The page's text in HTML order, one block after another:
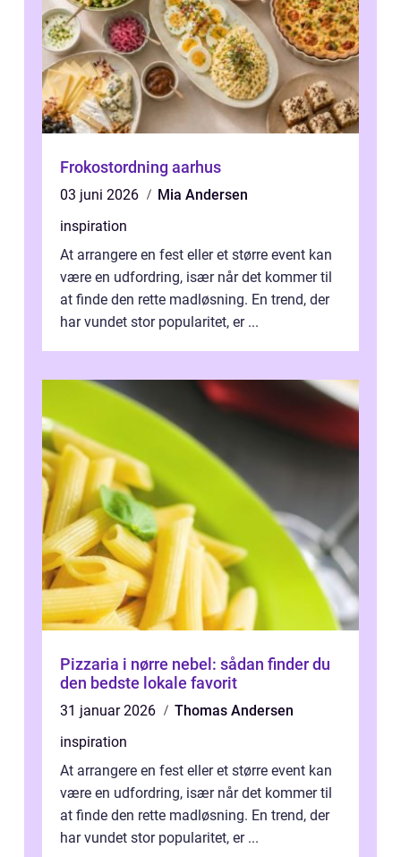
Frokostordning aarhus
03 juni 2026
Mia Andersen
inspiration
At arrangere en fest eller et større event kan
være en udfordring, især når det kommer til
at finde den rette madløsning. En trend, der
har vundet stor popularitet, er ...
Pizzaria i nørre nebel: sådan finder du
den bedste lokale favorit
31 januar 2026
Thomas Andersen
inspiration
At arrangere en fest eller et større event kan
være en udfordring, især når det kommer til
at finde den rette madløsning. En trend, der
har vundet stor popularitet, er ...